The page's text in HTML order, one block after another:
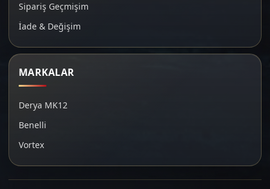
Sipariş Geçmişim
İade & Değişim
MARKALAR
Derya MK12
Benelli
Vortex